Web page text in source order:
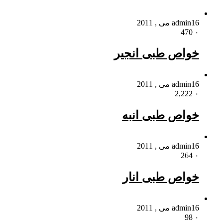
admin16 می , 2011
۰
خواص طبی انجیر
admin16 می , 2011
۰
خواص طبی انبه
admin16 می , 2011
۰
خواص طبی انار
admin16 می , 2011
۰